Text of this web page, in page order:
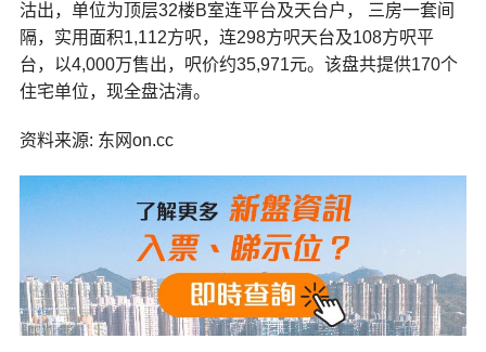
沽出，单位为顶层32楼B室连平台及天台户， 三房一套间
隔，实用面积1,112方呎，连298方呎天台及108方呎平
台，以4,000万售出，呎价约35,971元。该盘共提供170个
住宅单位，现全盘沽清。
资料来源: 东网on.cc